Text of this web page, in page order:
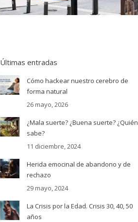
Últimas entradas
Cómo hackear nuestro cerebro de
forma natural
26 mayo, 2026
¿Mala suerte? ¿Buena suerte? ¿Quién
sabe?
11 diciembre, 2024
Herida emocinal de abandono y de
rechazo
29 mayo, 2024
La Crisis por la Edad. Crisis 30, 40, 50
años